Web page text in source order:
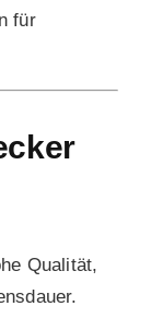
für
Qualität,